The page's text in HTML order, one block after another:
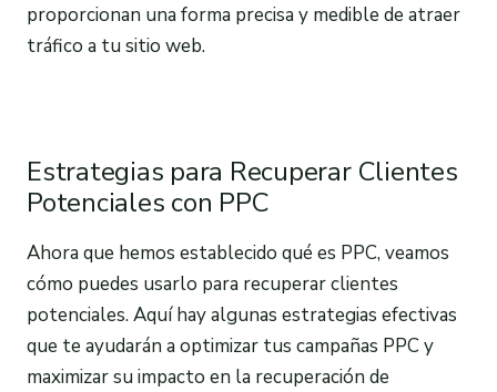
proporcionan una forma precisa y medible de atraer
tráfico a tu sitio web.
Estrategias para Recuperar Clientes
Potenciales con PPC
Ahora que hemos establecido qué es PPC, veamos
cómo puedes usarlo para recuperar clientes
potenciales. Aquí hay algunas estrategias efectivas
que te ayudarán a optimizar tus campañas PPC y
maximizar su impacto en la recuperación de